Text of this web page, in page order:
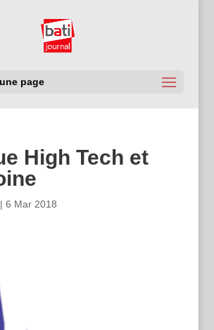
page
High Tech et
6 Mar 2018